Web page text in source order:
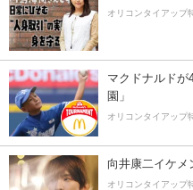
オリコンタイアップ
マクドナルドが
園」
オリコンタイアップ
向井康二イケメ
オリコンタイアップ